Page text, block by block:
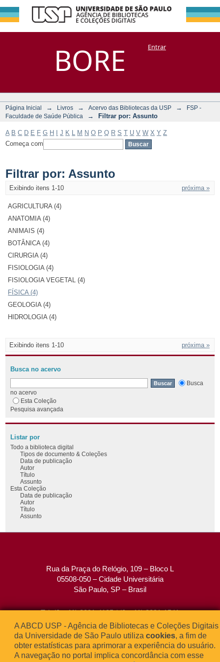
BORE
Filtrar por:
Assunto
DSpace/Manakin + CoriscoEntrar
Página Inicial → Livros → Acervo das Bibliotecas da USP →
FSP -
Faculdade de Saúde Pública
→ Filtrar por: Assunto
A B C D E F G H J K M N O P Q R S T U V W X Y Z
Começa com
Filtrar por: Assunto
Exibindo itens 1-10 próxima »
AGRICULTURA (4)
ANATOMIA (4)
ANIMAIS (4)
BOTÂNICA (4)
CIRURGIA (4)
FISIOLOGIA (4)
FISIOLOGIA VEGETAL (4)
FÍSICA (4)
GEOLOGIA (4)
HIDROLOGIA (4)
Exibindo itens 1-10 próxima »
Busca no acervo
Busca
no acervo
Esta Coleção
Pesquisa avançada
Listar por
Todo a biblioteca digital
Tipos de documento & Coleções
Data de publicação
Autor
Título
Assunto
Esta Coleção
Data de publicação
Autor
Título
Assunto
Rua da Praça do Relógio, 109 – Bloco L
05508-050 – Cidade Universitária
São Paulo, SP – Brasil
Tel: (0xx11) 3091-4195 / (0xx11) 3091-1541
Fax: (0xx11) 3091-1567
E-mail:atendimento@abcd.usp.br
A ABCD USP - Agência de Bibliotecas e Coleções Digitais
da Universidade de São Paulo utiliza cookies, a fim de
obter estatísticas para aprimorar a experiência do usuário.
A navegação no portal implica concordância com esse